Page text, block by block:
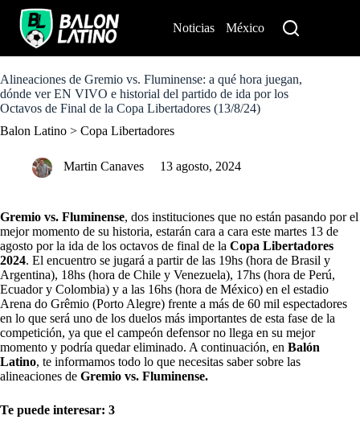
o
c
o
t
Noticias México
Alineaciones de Gremio vs. Fluminense: a qué hora juegan,
dónde ver EN VIVO e historial del partido de ida por los
Octavos de Final de la Copa Libertadores (13/8/24)
Balon Latino > Copa Libertadores
Martin Canaves 13 agosto, 2024
Gremio vs. Fluminense, dos instituciones que no están pasando por el
mejor momento de su historia, estarán cara a cara este martes 13 de
agosto por la ida de los octavos de final de la Copa Libertadores
2024. El encuentro se jugará a partir de las 19hs (hora de Brasil y
Argentina), 18hs (hora de Chile y Venezuela), 17hs (hora de Perú,
Ecuador y Colombia) y a las 16hs (hora de México) en el estadio
Arena do Grêmio (Porto Alegre) frente a más de 60 mil espectadores
en lo que será uno de los duelos más importantes de esta fase de la
competición, ya que el campeón defensor no llega en su mejor
momento y podría quedar eliminado. A continuación, en Balón
Latino, te informamos todo lo que necesitas saber sobre las
alineaciones de Gremio vs. Fluminense.
Te puede interesar: 3